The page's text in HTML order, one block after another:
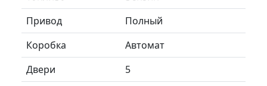
Привод
Полный
Коробка
Автомат
Двери
5